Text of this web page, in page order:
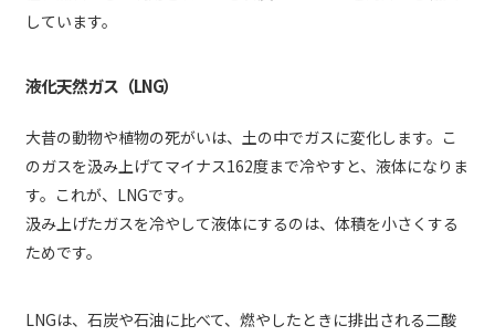
しています。
液化天然ガス（LNG）
大昔の動物や植物の死がいは、土の中でガスに変化します。こ
のガスを汲み上げてマイナス162度まで冷やすと、液体になりま
す。これが、LNGです。
汲み上げたガスを冷やして液体にするのは、体積を小さくする
ためです。
LNGは、石炭や石油に比べて、燃やしたときに排出される二酸